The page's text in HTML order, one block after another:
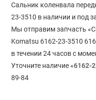
Сальник коленвала
23-3510 в наличии и под
Мы отправим запчасть
Komatsu 6162-23-3510
в течении 24 часов с
Уточните наличие «6162-
89-84